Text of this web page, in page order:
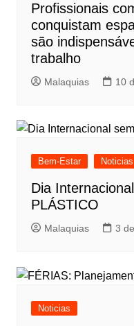
Profissionais
conquistam
são
trabalho
Malaquias 10
Bem-Estar Noticias
Dia
PLÁSTICO
Malaquias 3
Noticias